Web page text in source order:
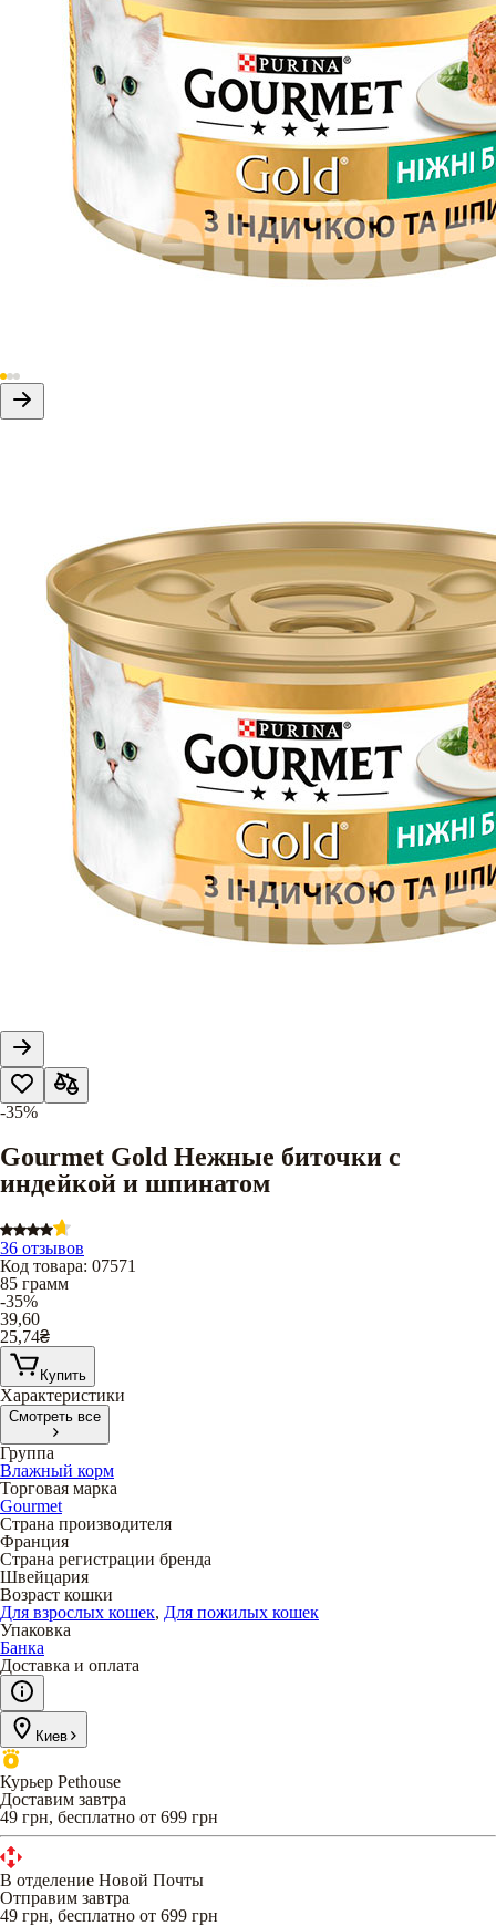
-35%
Gourmet Gold Нежные биточки с
индейкой и шпинатом
36 отзывов
Код товара: 07571
85 грамм
-35%
39,60
25,74₴
Купить
Характеристики
Смотреть все
Группа
Влажный корм
Торговая марка
Gourmet
Страна производителя
Франция
Страна регистрации бренда
Швейцария
Возраст кошки
Для взрослых кошек, Для пожилых кошек
Упаковка
Банка
Доставка и оплата
Киев
Курьер Pethouse
Доставим завтра
49 грн, бесплатно от 699 грн
В отделение Новой Почты
Отправим завтра
49 грн, бесплатно от 699 грн